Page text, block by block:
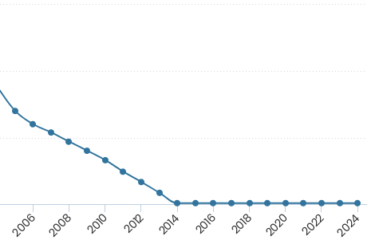
2006 2008 2010 2012 2014 2016 2018 2020 2022 2024